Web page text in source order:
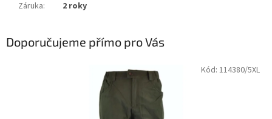
Záruka: 2 roky
Doporučujeme přímo pro Vás
Kód: 114380/5XL